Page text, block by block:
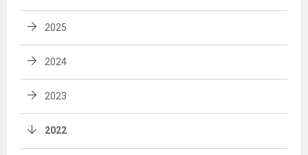
2025
2024
2023
2022